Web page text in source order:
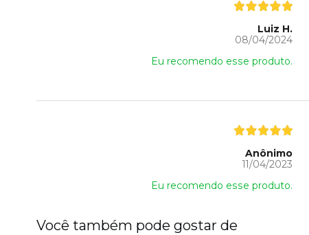
Luiz H.
08/04/2024
Eu recomendo esse produto.
Anônimo
11/04/2023
Eu recomendo esse produto.
Você também pode gostar de